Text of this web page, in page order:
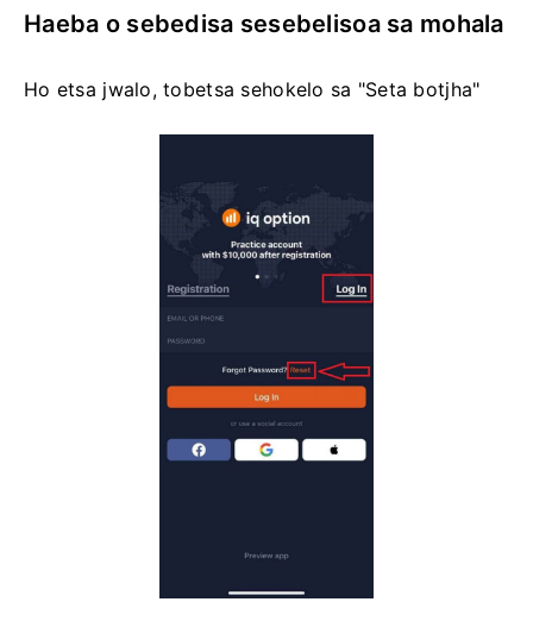
Haeba o sebedisa sesebelisoa sa mohala
Ho etsa jwalo, tobetsa sehokelo sa "Seta botjha"